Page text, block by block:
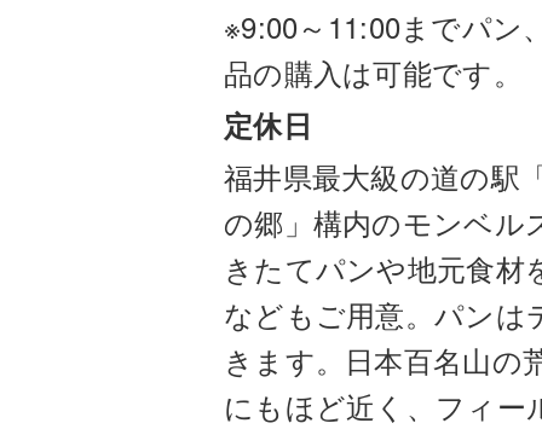
※9:00～11:00までパン
品の購入は可能です。
定休日
福井県最大級の道の駅
の郷」構内のモンベル
きたてパンや地元食材
などもご用意。パンは
きます。日本百名山の
にもほど近く、フィー